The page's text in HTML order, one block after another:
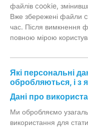
файлів cookie,
Вже збережені файли
час. Після вимкнення
повною мірою
Які персональні
обробляються, і з
Дані про
Ми обробляємо
використання для